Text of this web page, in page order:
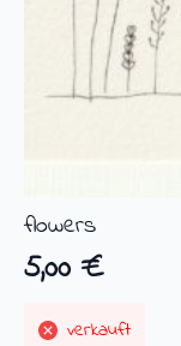
flowers
5,00 €
verkauft